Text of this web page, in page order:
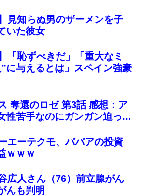
見知らぬ男のザーメンを子
いた彼女
「恥ずべきだ」「重大なミ
に与えるとは」スペイン強豪
奪還のロゼ 第3話 感想：ア
性苦手なのにガンガン迫っ...
エーテクモ、ババアの投資
ｗｗｗ
広人さん（76）前立腺がん
んも判明